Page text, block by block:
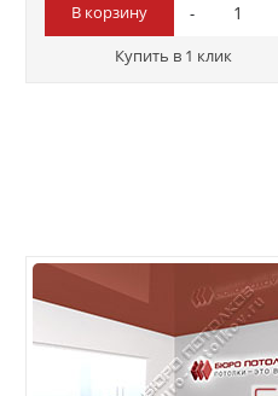
В корзину
Купить в 1 клик